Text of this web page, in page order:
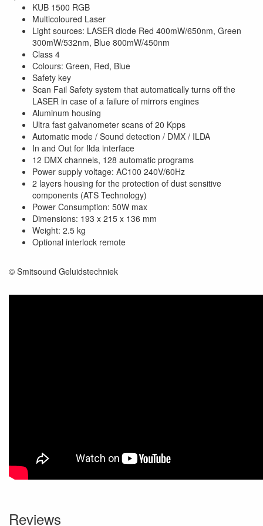
KUB 1500 RGB
Multicoloured Laser
Light sources: LASER diode Red 400mW/650nm, Green
300mW/532nm, Blue 800mW/450nm
Class 4
Colours: Green, Red, Blue
Safety key
Scan Fail Safety system that automatically turns off the
LASER in case of a failure of mirrors engines
Aluminum housing
Ultra fast galvanometer scans of 20 Kpps
Automatic mode / Sound detection / DMX / ILDA
In and Out for Ilda interface
12 DMX channels, 128 automatic programs
Power supply voltage: AC100 240V/60Hz
2 layers housing for the protection of dust sensitive
components (ATS Technology)
Power Consumption: 50W max
Dimensions: 193 x 215 x 136 mm
Weight: 2.5 kg
Optional interlock remote
© Smitsound Geluidstechniek
Reviews